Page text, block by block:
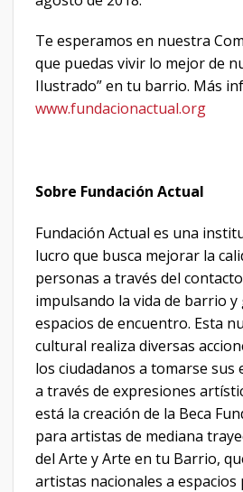
Te esperamos en nuestra
que puedas vivir lo mejor de
Ilustrado” en tu barrio. Más
www.fundacionactual.org
Sobre Fundación Actual
Fundación Actual es una
lucro que busca mejorar la
personas a través del
impulsando la vida de barrio
espacios de encuentro. Esta
cultural realiza diversas
los ciudadanos a tomarse sus
a través de expresiones
está la creación de la Beca
para artistas de mediana
del Arte y Arte en tu Barrio,
artistas nacionales a espacios